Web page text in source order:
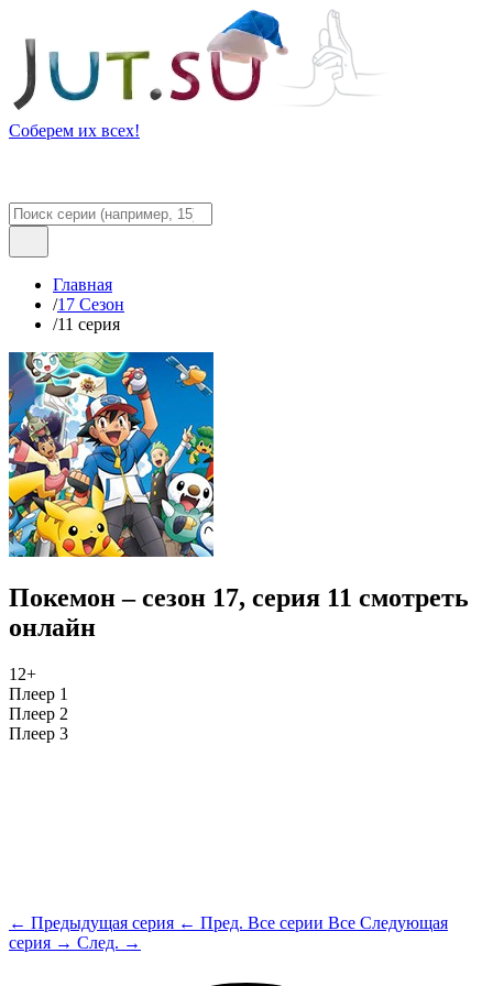
Соберем их всех!
Главная
/17 Сезон
/11 серия
Покемон – сезон 17, серия 11 смотреть
онлайн
12+
Плеер 1
Плеер 2
Плеер 3
← Предыдущая серия ← Пред. Все серии Все Следующая
серия → След. →